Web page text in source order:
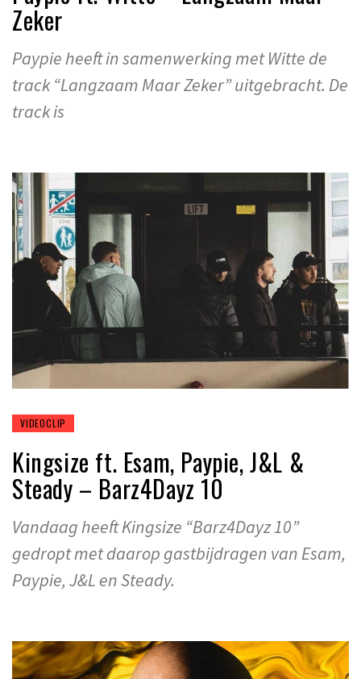
Zeker
Paypie heeft in samenwerking met Witte de
track “Langzaam Maar Zeker” uitgebracht. De
track is
VIDEOCLIP
Kingsize ft. Esam, Paypie, J&L &
Steady – Barz4Dayz 10
Vandaag heeft Kingsize “Barz4Dayz 10”
gedropt met daarop gastbijdragen van Esam,
Paypie, J&L en Steady.